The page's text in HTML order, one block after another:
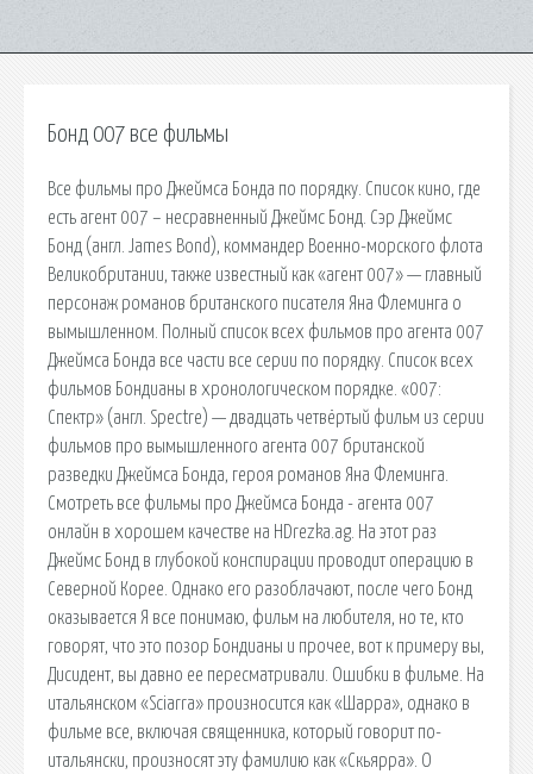
Бонд 007 все фильмы
Все фильмы про Джеймса Бонда по порядку. Список кино, где
есть агент 007 – несравненный Джеймс Бонд. Сэр Джеймс
Бонд (англ. James Bond), коммандер Военно-морского флота
Великобритании, также известный как «агент 007» — главный
персонаж романов британского писателя Яна Флеминга о
вымышленном. Полный список всех фильмов про агента 007
Джеймса Бонда все части все серии по порядку. Список всех
фильмов Бондианы в хронологическом порядке. «007:
Спектр» (англ. Spectre) — двадцать четвёртый фильм из серии
фильмов про вымышленного агента 007 британской
разведки Джеймса Бонда, героя романов Яна Флеминга.
Смотреть все фильмы про Джеймса Бонда - агента 007
онлайн в хорошем качестве на HDrezka.ag. На этот раз
Джеймс Бонд в глубокой конспирации проводит операцию в
Северной Корее. Однако его разоблачают, после чего Бонд
оказывается Я все понимаю, фильм на любителя, но те, кто
говорят, что это позор Бондианы и прочее, вот к примеру вы,
Дисидент, вы давно ее пересматривали. Ошибки в фильме. На
итальянском «Sciarra» произносится как «Шарра», однако в
фильме все, включая священника, который говорит по-
итальянски, произносят эту фамилию как «Скьярра». О